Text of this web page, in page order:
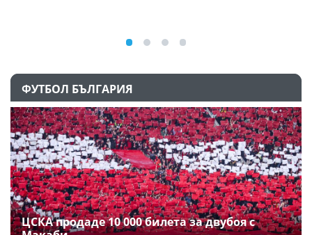
ФУТБОЛ БЪЛГАРИЯ
ЦСКА продаде 10 000 билета за двубоя с